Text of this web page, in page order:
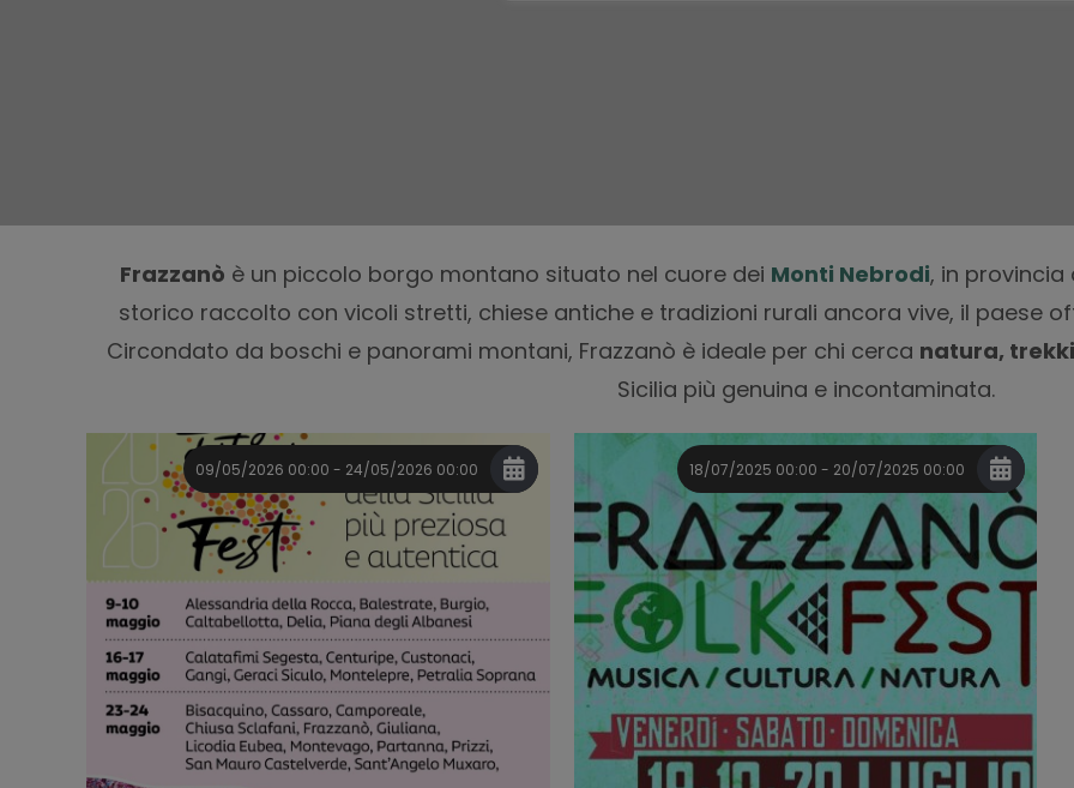
Frazzanò è un piccolo borgo montano situato nel cuore dei Monti Nebrodi, in provincia
storico raccolto con vicoli stretti, chiese antiche e tradizioni rurali ancora vive, il paese
Circondato da boschi e panorami montani, Frazzanò è ideale per chi cerca natura,
Sicilia più genuina e incontaminata.
09/05/2026 00:00 - 24/05/2026 00:00 18/07/2025 00:00 - 20/07/2025 00:00